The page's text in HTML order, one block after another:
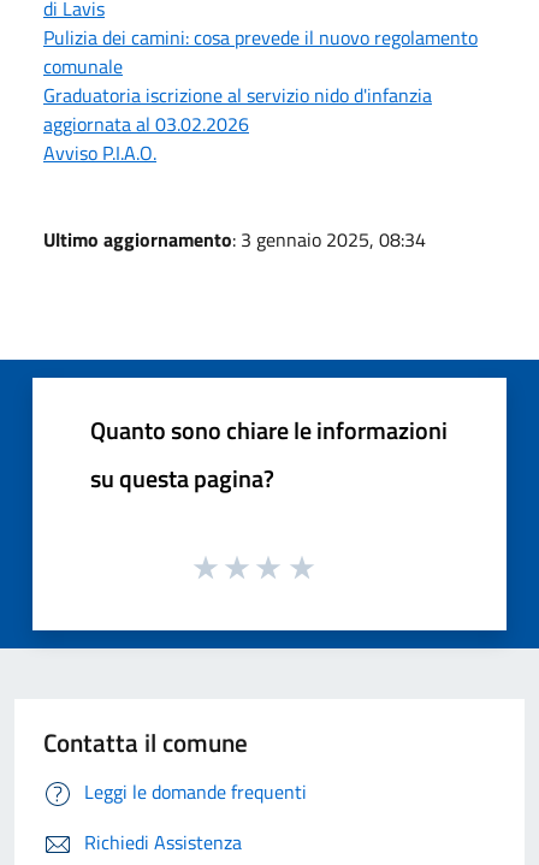
di Lavis
Pulizia dei camini: cosa prevede il nuovo regolamento
comunale
Graduatoria iscrizione al servizio nido d'infanzia
aggiornata al 03.02.2026
Avviso P.I.A.O.
Ultimo aggiornamento: 3 gennaio 2025, 08:34
Quanto sono chiare le informazioni
su questa pagina?
Contatta il comune
Leggi le domande frequenti
Richiedi Assistenza